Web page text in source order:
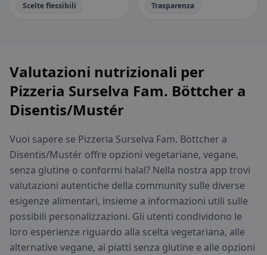
Scelte flessibili Trasparenza
Valutazioni nutrizionali per
Pizzeria Surselva Fam. Böttcher a
Disentis/Mustér
Vuoi sapere se Pizzeria Surselva Fam. Böttcher a
Disentis/Mustér offre opzioni vegetariane, vegane,
senza glutine o conformi halal? Nella nostra app trovi
valutazioni autentiche della community sulle diverse
esigenze alimentari, insieme a informazioni utili sulle
possibili personalizzazioni. Gli utenti condividono le
loro esperienze riguardo alla scelta vegetariana, alle
alternative vegane, ai piatti senza glutine e alle opzioni